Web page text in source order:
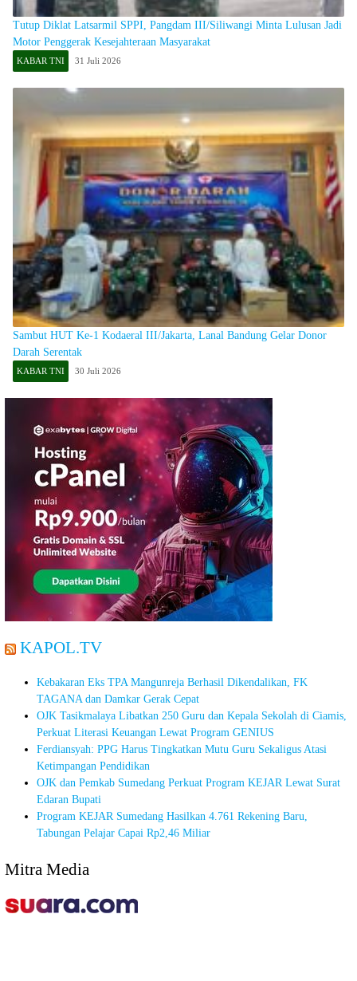
Tutup Diklat Latsarmil SPPI, Pangdam III/Siliwangi Minta Lulusan Jadi
Motor Penggerak Kesejahteraan Masyarakat
KABAR TNI 31 Juli 2026
Sambut HUT Ke-1 Kodaeral III/Jakarta, Lanal Bandung Gelar Donor
Darah Serentak
KABAR TNI 30 Juli 2026
KAPOL.TV
Kebakaran Eks TPA Mangunreja Berhasil Dikendalikan, FK
TAGANA dan Damkar Gerak Cepat
OJK Tasikmalaya Libatkan 250 Guru dan Kepala Sekolah di Ciamis,
Perkuat Literasi Keuangan Lewat Program GENIUS
Ferdiansyah: PPG Harus Tingkatkan Mutu Guru Sekaligus Atasi
Ketimpangan Pendidikan
OJK dan Pemkab Sumedang Perkuat Program KEJAR Lewat Surat
Edaran Bupati
Program KEJAR Sumedang Hasilkan 4.761 Rekening Baru,
Tabungan Pelajar Capai Rp2,46 Miliar
Mitra Media